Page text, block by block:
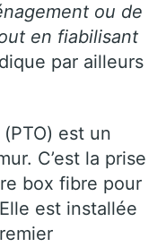
ou de
en fiabilisant
par ailleurs
est un
C’est la prise
box fibre pour
est installée